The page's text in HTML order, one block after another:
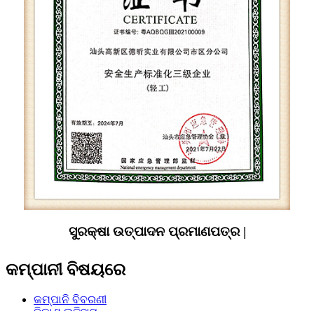
ସୁରକ୍ଷା ଉତ୍ପାଦନ ପ୍ରମାଣପତ୍ର |
କମ୍ପାନୀ ବିଷୟରେ
କମ୍ପାନି ବିବରଣୀ